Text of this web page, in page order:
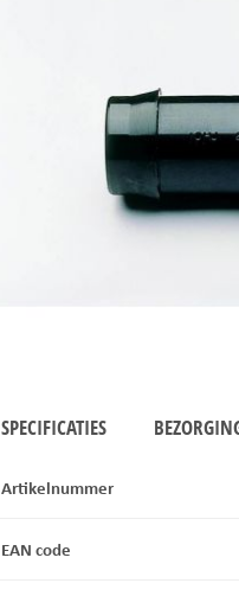
SPECIFICATIES
Artikelnummer
EAN code